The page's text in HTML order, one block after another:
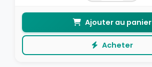
Ajouter au panier
Acheter